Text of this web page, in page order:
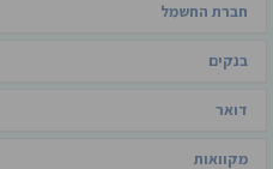
חברת החשמל
בנקים
דואר
מקוואות